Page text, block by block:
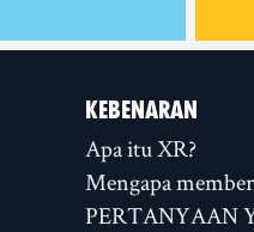
KEBENARAN
Apa itu XR?
Mengapa
PERTANYAAN